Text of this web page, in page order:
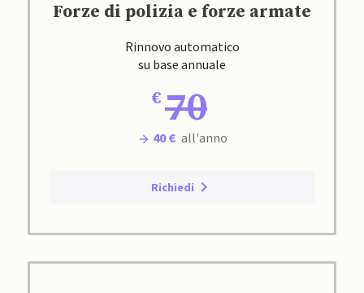
Forze di polizia e forze armate
Rinnovo automatico
su base annuale
70
40 € all'anno
Richiedi